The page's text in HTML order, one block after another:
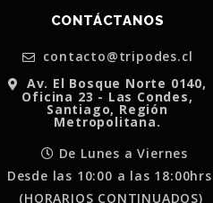
CONTÁCTANOS
contacto@tripodes.cl
Av. El Bosque Norte 0140,
Oficina 23 - Las Condes,
Santiago, Región
Metropolitana.
De Lunes a Viernes
Desde las 10:00 a las
(HORARIOS CONTINUADOS)